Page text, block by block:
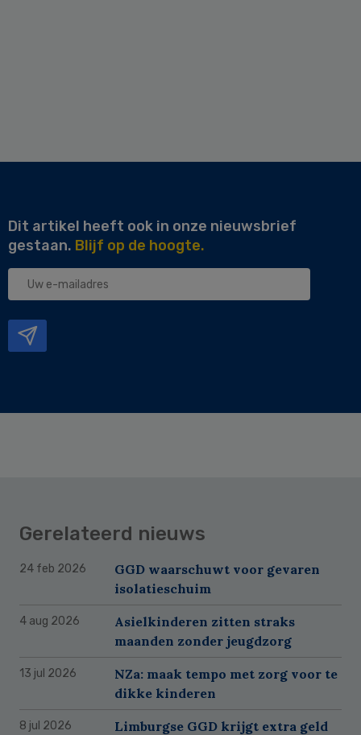
Dit artikel heeft ook in onze nieuwsbrief
gestaan. Blijf op de hoogte.
Uw
Gerelateerd nieuws
24 feb 2026
GGD waarschuwt voor gevaren
isolatieschuim
4 aug 2026
Asielkinderen zitten straks
maanden zonder jeugdzorg
13 jul 2026
NZa: maak tempo met zorg voor te
dikke kinderen
8 jul 2026
Limburgse GGD krijgt extra geld